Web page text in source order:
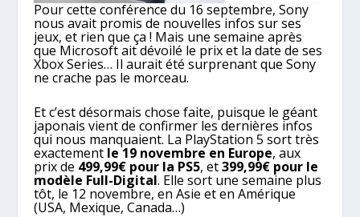
Pour cette conférence du 16 septembre, Sony
nous avait promis de nouvelles infos sur ses
jeux, et rien que ça ! Mais une semaine après
que Microsoft ait dévoilé le prix et la date de ses
Xbox Series… Il aurait été surprenant que Sony
ne crache pas le morceau.
Et c’est désormais chose faite, puisque le géant
japonais vient de confirmer les dernières infos
qui nous manquaient. La PlayStation 5 sort très
exactement le 19 novembre en Europe, aux
prix de 499,99€ pour la PS5, et399,99€ pour le
modèle Full-Digital. Elle sort une semaine plus
tôt, le 12 novembre, en Asie et en Amérique
(USA, Mexique, Canada…)